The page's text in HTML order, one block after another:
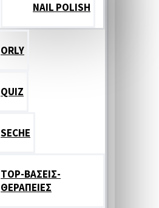
NAIL POLISH
ORLY
QUIZ
SECHE
TOP-ΒΑΣΕΙΣ-
ΘΕΡΑΠΕΙΕΣ